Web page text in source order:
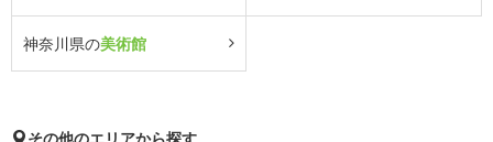
神奈川県の美術館
その他のエリアから探す